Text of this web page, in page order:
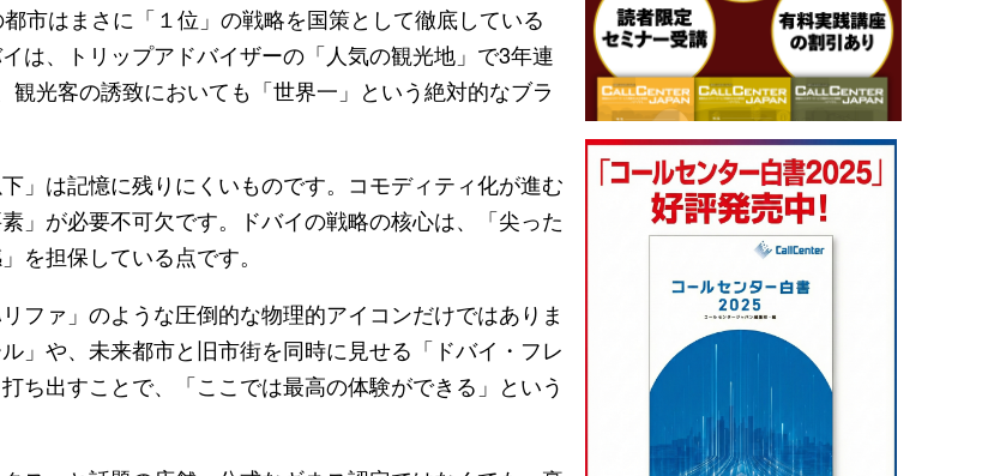
市はまさに「１位」の戦略を国策として徹底している
は、トリップアドバイザーの「人気の観光地」で3年連
光客の誘致においても「世界一」という絶対的なブラ
」は記憶に残りにくいものです。コモディティ化が進む
」が必要不可欠です。ドバイの戦略の核心は、「尖った
を担保している点です。
ファ」のような圧倒的な物理的アイコンだけではありま
」や、未来都市と旧市街を同時に見せる「ドバイ・フレ
ち出すことで、「ここでは最高の体験ができる」という